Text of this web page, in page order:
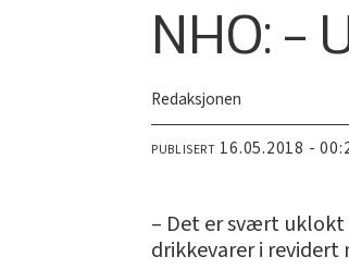
NHO: –
Redaksjonen
PUBLISERT 16.05.2018 -
– Det er svært uklokt
drikkevarer i revidert